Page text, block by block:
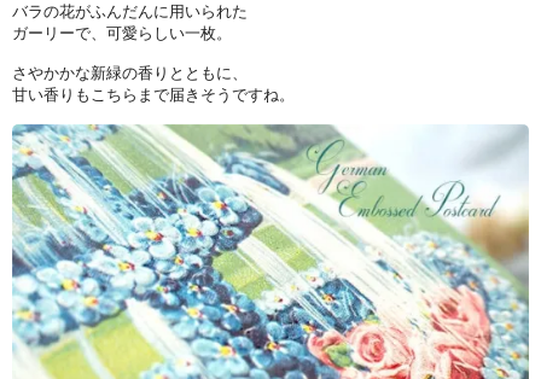
バラの花がふんだんに用いられた
ガーリーで、可愛らしい一枚。
さやかかな新緑の香りとともに、
甘い香りもこちらまで届きそうですね。